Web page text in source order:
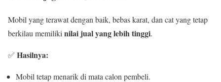
Mobil yang terawat dengan baik, bebas karat, dan cat yang tetap
berkilau memiliki nilai jual yang lebih tinggi.
✅ Hasilnya:
Mobil tetap menarik di mata calon pembeli.